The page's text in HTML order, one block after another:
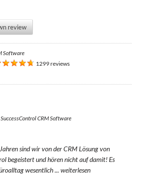
review
Software
1299 reviews
SuccessControl CRM Software
sind wir von der CRM Lösung von
begeistert und hören nicht auf damit! Es
wesentlich ... weiterlesen